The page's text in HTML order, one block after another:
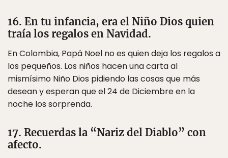
16. En tu infancia, era el Niño Dios quien
traía los regalos en Navidad.
En Colombia, Papá Noel no es quien deja los regalos a
los pequeños. Los niños hacen una carta al
mismísimo Niño Dios pidiendo las cosas que más
desean y esperan que el 24 de Diciembre en la
noche los sorprenda.
17. Recuerdas la “Nariz del Diablo” con
afecto.